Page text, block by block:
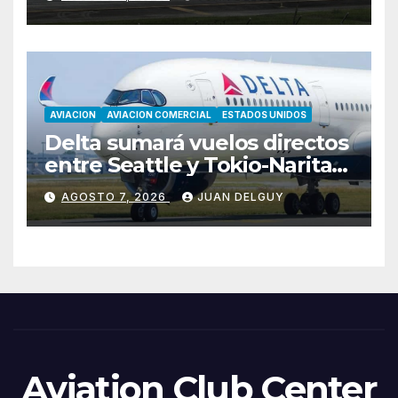
AVIACION AVIACION COMERCIAL ESTADOS UNIDOS
Delta sumará vuelos directos
entre Seattle y Tokio-Narita
desde marzo de 2027
AGOSTO 7, 2026 JUAN DELGUY
Aviation Club Center